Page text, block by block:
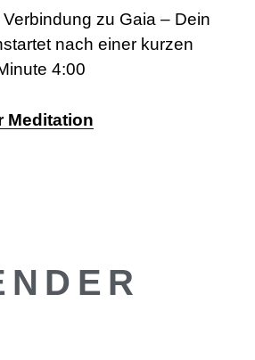
zu Gaia – Dein
nach einer kurzen
4:00
Meditation